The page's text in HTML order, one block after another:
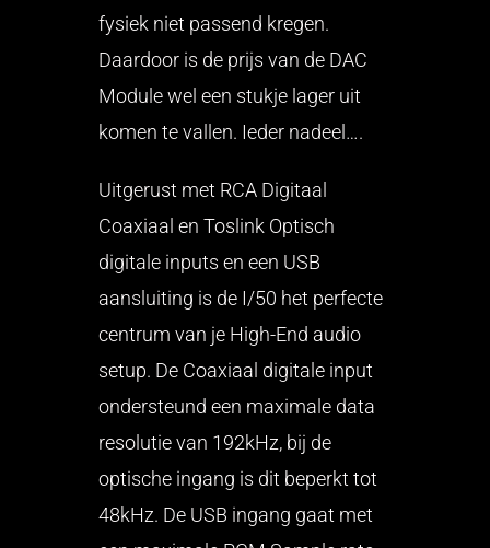
fysiek niet passend kregen.
Daardoor is de prijs van de DAC
Module wel een stukje lager uit
komen te vallen. Ieder nadeel….
Uitgerust met RCA Digitaal
Coaxiaal en Toslink Optisch
digitale inputs en een USB
aansluiting is de I/50 het perfecte
centrum van je High-End audio
setup. De Coaxiaal digitale input
ondersteund een maximale data
resolutie van 192kHz, bij de
optische ingang is dit beperkt tot
48kHz. De USB ingang gaat met